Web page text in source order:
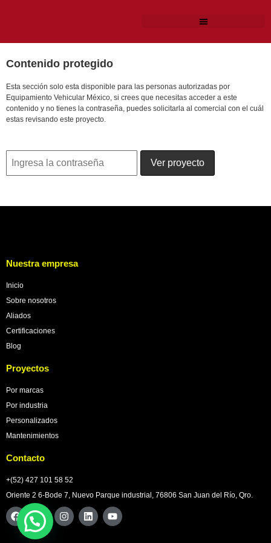
Contenido protegido
Esta sección solo esta disponible para las personas autorizadas por
Equipamiento Vehicular México, si crees que necesitas acceder a este
contenido y no tienes la contraseña, puedes solicitarla al comercial con el cuál
estas revisando este proyecto.
Nuestra empresa
Inicio
Sobre nosotros
Aliados
Certificaciones
Blog
Proyectos
Por marcas
Por industria
Personalizados
Mantenimientos
Contacto
+(52) 427 101 58 52
Oriente 2 6-Bode 7, Nuevo Parque industrial, 76806 San Juan del Río, Qro.